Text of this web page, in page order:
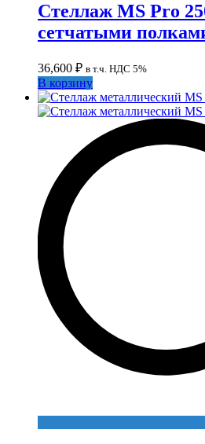
Стеллаж MS Pro
сетчатыми
36,600 ₽ в т.ч. НДС 5%
В корзину